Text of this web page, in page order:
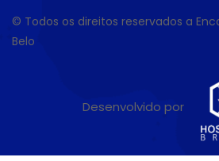
© Todos os direitos reservados a
Belo
Desenvolvido por